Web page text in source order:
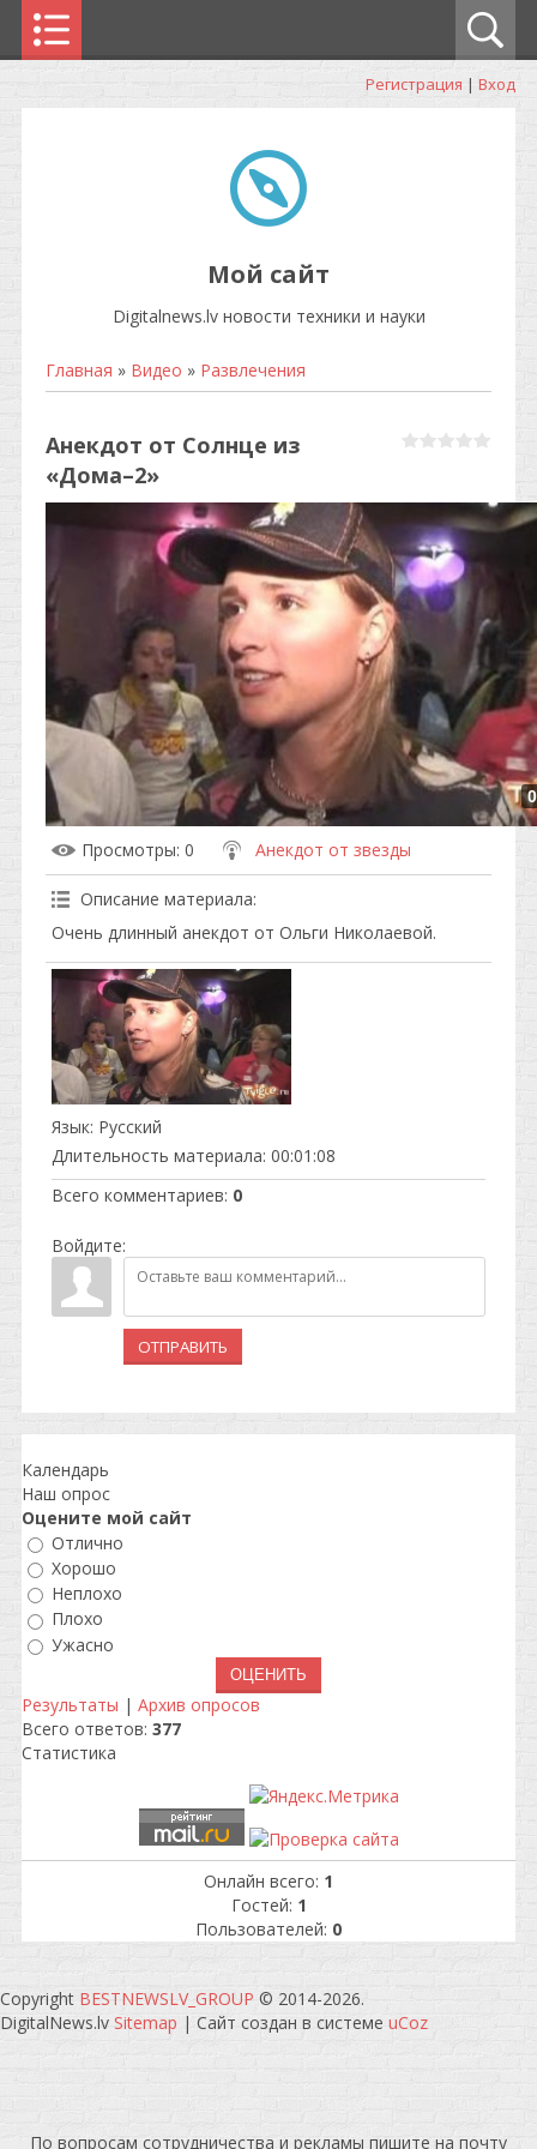
Регистрация | Вход
Мой сайт
Digitalnews.lv новости техники и науки
Главная » Видео » Развлечения
Анекдот от Солнце из
«Дома–2»
Просмотры: 0 Анекдот от звезды
Описание материала:
Очень длинный анекдот от Ольги Николаевой.
Язык: Русский
Длительность материала: 00:01:08
Всего комментариев: 0
Войдите:
ОТПРАВИТЬ
Календарь
Наш опрос
Оцените мой сайт
Отлично
Хорошо
Неплохо
Плохо
Ужасно
Результаты | Архив опросов
Всего ответов: 377
Статистика
Онлайн всего: 1
Гостей: 1
Пользователей: 0
Copyright BESTNEWSLV_GROUP © 2014-2026.
DigitalNews.lv Sitemap | Сайт создан в системе uCoz
По вопросам сотрудничества и рекламы пишите на почту